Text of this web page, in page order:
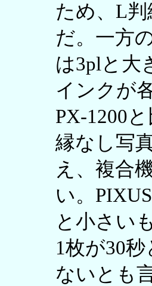
ため、L
だ。一方
は3plと大
インクが
PX-1200
縁なし写
え、複合
い。
と小さい
1枚が30
ないとも